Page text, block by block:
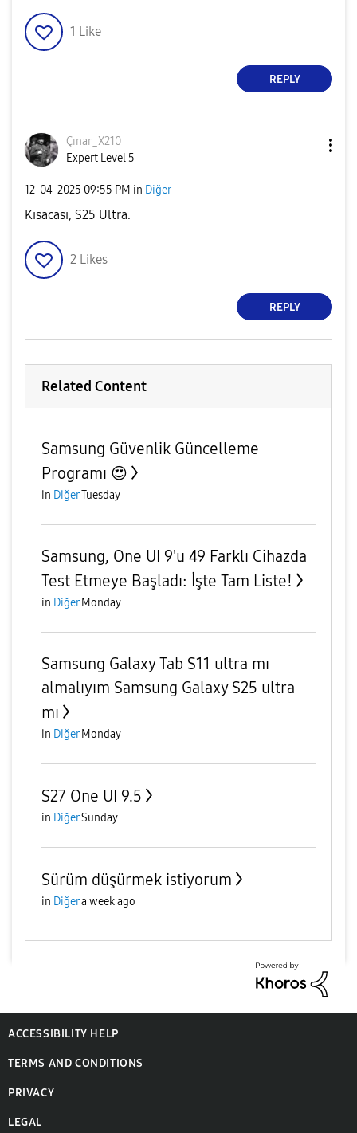
1 Like
REPLY
Çınar_X210
Expert Level 5
‎12-04-2025 09:55 PM in Diğer
Kısacası, S25 Ultra.
2 Likes
REPLY
Related Content
Samsung Güvenlik Güncelleme
Programı 😍
in DiğerTuesday
Samsung, One UI 9'u 49 Farklı Cihazda
Test Etmeye Başladı: İşte Tam Liste!
in Diğer Monday
Samsung Galaxy Tab S11 ultra mı
almalıyım Samsung Galaxy S25 ultra
mı
in Diğer Monday
S27 One UI 9.5
in DiğerSunday
Sürüm düşürmek istiyorum
in Diğera week ago
ACCESSIBILITY HELP
TERMS AND CONDITIONS
PRIVACY
LEGAL